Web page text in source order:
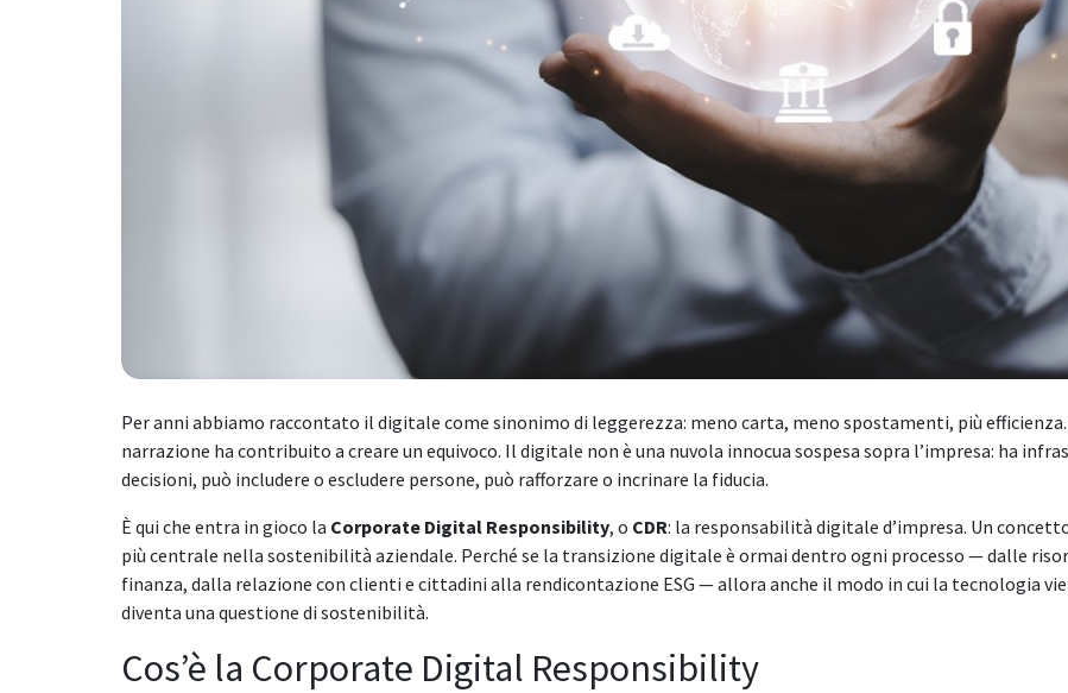
Per anni abbiamo raccontato il digitale come sinonimo di leggerezza: meno carta, meno spostamenti, più
narrazione ha contribuito a creare un equivoco. Il digitale non è una nuvola innocua sospesa sopra l’impresa: ha
decisioni, può includere o escludere persone, può rafforzare o incrinare la fiducia.
È qui che entra in gioco la Corporate Digital Responsibility, o CDR: la responsabilità digitale d’impresa. Un
più centrale nella sostenibilità aziendale. Perché se la transizione digitale è ormai dentro ogni processo — dalle
finanza, dalla relazione con clienti e cittadini alla rendicontazione ESG — allora anche il modo in cui la tecnologia
diventa una questione di sostenibilità.
Cos’è la Corporate Digital Responsibility